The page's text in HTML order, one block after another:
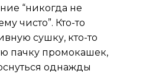
“никогда не
чисто”. Кто-то
сушку, кто-то
пачку промокашек,
однажды